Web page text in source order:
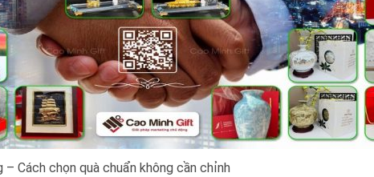
– Cách chọn quà chuẩn không cần chỉnh